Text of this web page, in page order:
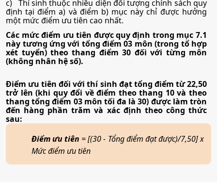
•Mã ngành:7810201
•Chỉ tiêu:140
• Phương thức xét tuyển:Ưu TiênĐGNL HCMĐT THPTHọc Bạ
c) Thí sinh thuộc nhiều diện đối tượng chính sách quy
định tại điểm a) và điểm b) mục này chỉ được hưởng
một mức điểm ưu tiên cao nhất.
Các mức điểm ưu tiên được quy định trong mục 7.1
này tương ứng với tổng điểm 03 môn (trong tổ hợp
xét tuyển) theo thang điểm 30 đối với từng môn
(không nhân hệ số).
Điểm ưu tiên đối với thí sinh đạt tổng điểm từ 22,50
trở lên (khi quy đổi về điểm theo thang 10 và theo
thang tổng điểm 03 môn tối đa là 30) được làm tròn
đến hàng phần trăm và xác định theo công thức
sau:
Điểm ưu tiên = [(30 - Tổng điểm đạt được)/7,50] x
Mức điểm ưu tiên